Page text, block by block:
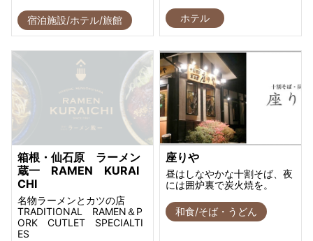
宿泊施設/ホテル/旅館 ホテル
箱根・仙石原 ラーメン
蔵一 RAMEN KURAI
CHI
名物ラーメンとカツの店
TRADITIONAL RAMEN＆P
ORK CUTLET SPECIALTI
ES
座りや
昼はしなやかな十割そば、夜
には囲炉裏で炭火焼を。
和食/そば・うどん